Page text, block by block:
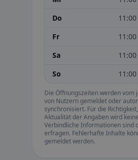
Do
Fr
Sa
So
Die Öffnungszeiten werden vom
von Nutzern gemeldet oder
synchronisiert. Für die
Aktualität der Angaben wird
Verbindliche Informationen sind
erfragen. Fehlerhafte Inhalte
gemeldet werden.